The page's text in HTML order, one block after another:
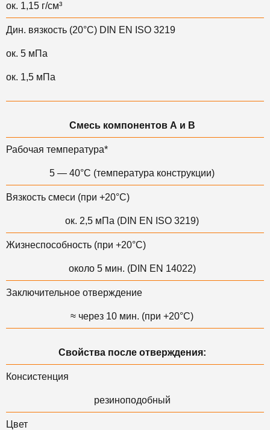
ок. 1,15 г/см³
Дин. вязкость (20°С) DIN EN ISO 3219
ок. 5 мПа
ок. 1,5 мПа
Смесь компонентов А и B
Рабочая температура*
5 — 40°C (температура конструкции)
Вязкость смеси (при +20°С)
ок. 2,5 мПа (DIN EN ISO 3219)
Жизнеспособность (при +20°С)
около 5 мин. (DIN EN 14022)
Заключительное отверждение
≈ через 10 мин. (при +20°С)
Свойства после отверждения:
Консистенция
резиноподобный
Цвет